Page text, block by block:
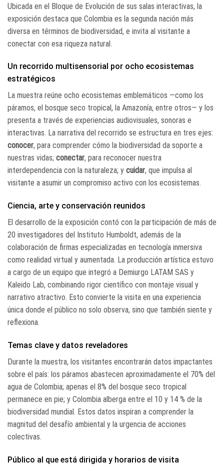
Ubicada en el Bloque de Evolución de sus salas interactivas, la
exposición destaca que Colombia es la segunda nación más
diversa en términos de biodiversidad, e invita al visitante a
conectar con esa riqueza natural.
Un recorrido multisensorial por ocho ecosistemas
estratégicos
La muestra reúne ocho ecosistemas emblemáticos —como los
páramos, el bosque seco tropical, la Amazonía, entre otros— y los
presenta a través de experiencias audiovisuales, sonoras e
interactivas. La narrativa del recorrido se estructura en tres ejes:
conocer, para comprender cómo la biodiversidad da soporte a
nuestras vidas; conectar, para reconocer nuestra
interdependencia con la naturaleza; y cuidar, que impulsa al
visitante a asumir un compromiso activo con los ecosistemas.
Ciencia, arte y conservación reunidos
El desarrollo de la exposición contó con la participación de más de
20 investigadores del Instituto Humboldt, además de la
colaboración de firmas especializadas en tecnología inmersiva
como realidad virtual y aumentada. La producción artística estuvo
a cargo de un equipo que integró a Demiurgo LATAM SAS y
Kaleido Lab, combinando rigor científico con montaje visual y
narrativo atractivo. Esto convierte la visita en una experiencia
única donde el público no solo observa, sino que también siente y
reflexiona.
Temas clave y datos reveladores
Durante la muestra, los visitantes encontrarán datos impactantes
sobre el país: los páramos abastecen aproximadamente el 70% del
agua de Colombia; apenas el 8% del bosque seco tropical
permanece en pie; y Colombia alberga entre el 10 y 14 % de la
biodiversidad mundial. Estos datos inspiran a comprender la
magnitud del desafío ambiental y la urgencia de acciones
colectivas.
Público al que está dirigida y horarios de visita